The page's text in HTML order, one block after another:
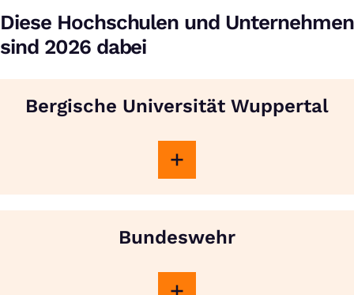
Diese Hochschulen und Unternehmen
sind 2026 dabei
Bergische Universität Wuppertal
Bundeswehr